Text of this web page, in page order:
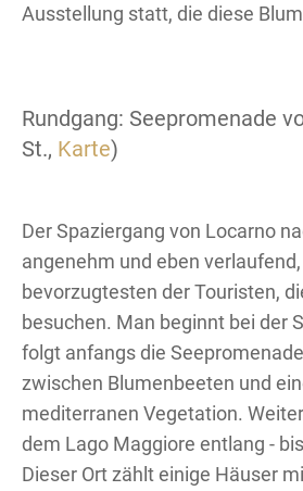
Ausstellung statt, die diese
Rundgang: Seepromenade
St., Karte)
Der Spaziergang von Locarno
angenehm und eben
bevorzugtesten der Touristen,
besuchen. Man beginnt bei der
folgt anfangs die
zwischen Blumenbeeten und
mediterranen Vegetation.
dem Lago Maggiore entlang -
Dieser Ort zählt einige Häuser